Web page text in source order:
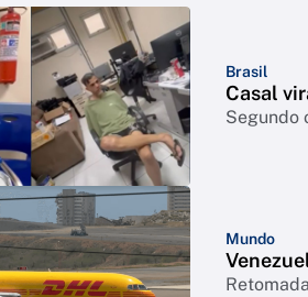
Brasil
Casal
Segundo
Mundo